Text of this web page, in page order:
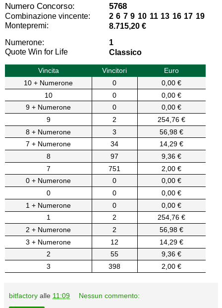
Numero Concorso: 5768
Combinazione vincente:
2 6 7 9 10 11 13 16 17 19
Montepremi:
8.715,20 €
Numerone:
1
Quote Win for Life
Classico
Vincita Vincitori
Euro
10 + Numerone
0
0,00 €
10
0
0,00 €
9 + Numerone
0
0,00 €
9
2
254,76 €
8 + Numerone
3
56,98 €
7 + Numerone
34
14,29 €
8
97
9,36 €
7
751
2,00 €
0 + Numerone
0
0,00 €
0
0
0,00 €
1 + Numerone
0
0,00 €
1
2
254,76 €
2 + Numerone
2
56,98 €
3 + Numerone
12
14,29 €
2
55
9,36 €
3
398 2,00 €
bitfactory alle 11:09 Nessun commento: